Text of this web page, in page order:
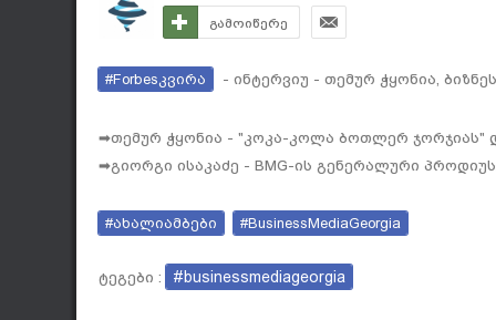
გამოიწერე
#Forbesკვირა - ინტერვიუ - თემურ ჭყონია,
➡თემურ ჭყონია - "კოკა-კოლა ბოთლერ ჯორჯიას"
➡გიორგი ისაკაძე - BMG-ის გენერალური
#ახალიამბები #BusinessMediaGeorgia
ტეგები : #businessmediageorgia